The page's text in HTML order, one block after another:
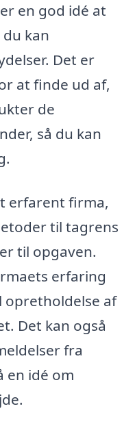
en god idé at
kan
Det er
at finde ud af,
de
så du kan
erfarent firma,
til tagrens
til opgaven.
erfaring
opretholdelse af
Det kan også
fra
en idé om